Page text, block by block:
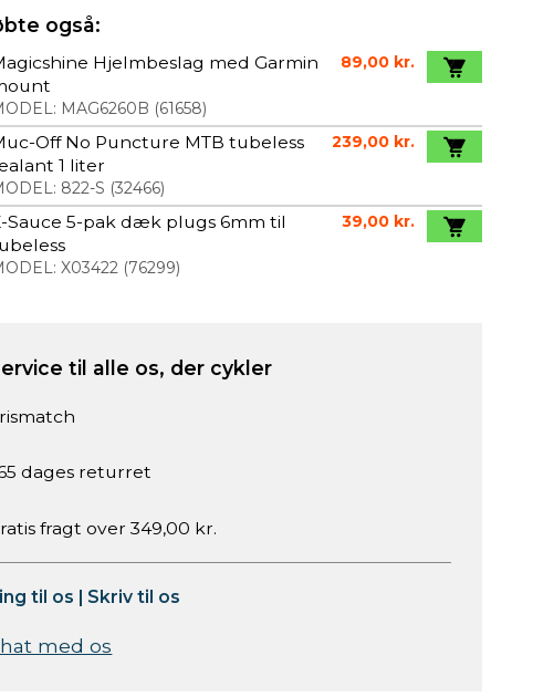
også:
Hjelmbeslag med Garmin
MAG6260B (61658)
89,00 kr.
Off No Puncture MTB tubeless
1 liter
822-S (32466)
239,00 kr.
Sauce 5-pak dæk plugs 6mm til
X03422(76299)
39,00 kr.
til alle os, der cykler
dages returret
fragt over 349,00 kr.
til os | Skriv til os
med os